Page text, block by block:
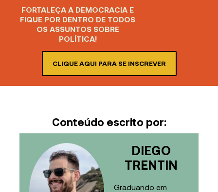
FORTALEÇA A DEMOCRACIA E
FIQUE POR DENTRO DE TODOS
OS ASSUNTOS SOBRE
POLÍTICA!
CLIQUE AQUI PARA SE INSCREVER
Conteúdo escrito por:
DIEGO
TRENTIN
Graduando em